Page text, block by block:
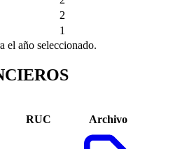
2
1
el año seleccionado.
RUC Archivo